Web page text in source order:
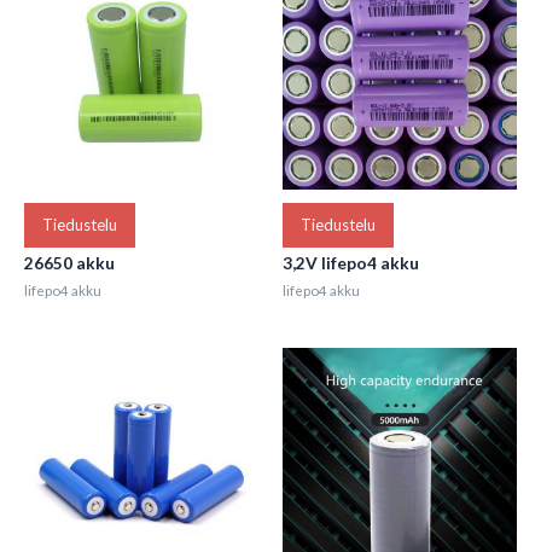
Tiedustelu
26650 akku
lifepo4 akku
Tiedustelu
3,2V lifepo4 akku
lifepo4 akku